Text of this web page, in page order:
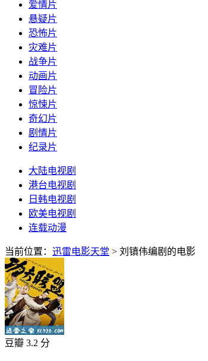
爱情片
悬疑片
恐怖片
灾难片
战争片
动画片
冒险片
惊悚片
奇幻片
剧情片
纪录片
大陆电视剧
港台电视剧
日韩电视剧
欧美电视剧
连载动漫
当前位置： 迅雷电影天堂 > 刘镇伟编剧的电影
豆瓣 3.2 分